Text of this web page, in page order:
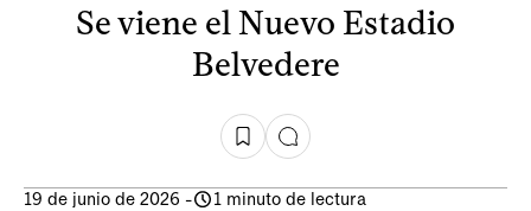
Se viene el Nuevo Estadio
Belvedere
19 de junio de 2026 - 1 minuto de lectura